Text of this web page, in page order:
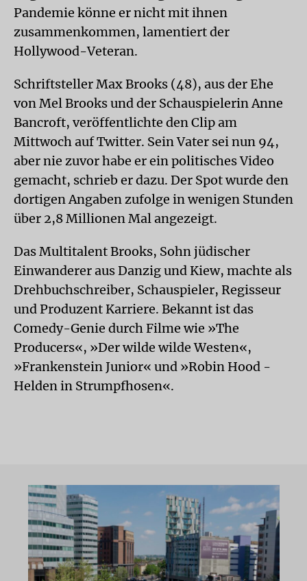
Pandemie könne er nicht mit ihnen
zusammenkommen, lamentiert der
Hollywood-Veteran.
Schriftsteller Max Brooks (48), aus der Ehe
von Mel Brooks und der Schauspielerin Anne
Bancroft, veröffentlichte den Clip am
Mittwoch auf Twitter. Sein Vater sei nun 94,
aber nie zuvor habe er ein politisches Video
gemacht, schrieb er dazu. Der Spot wurde den
dortigen Angaben zufolge in wenigen Stunden
über 2,8 Millionen Mal angezeigt.
Das Multitalent Brooks, Sohn jüdischer
Einwanderer aus Danzig und Kiew, machte als
Drehbuchschreiber, Schauspieler, Regisseur
und Produzent Karriere. Bekannt ist das
Comedy-Genie durch Filme wie »The
Producers«, »Der wilde wilde Westen«,
»Frankenstein Junior« und »Robin Hood -
Helden in Strumpfhosen«.